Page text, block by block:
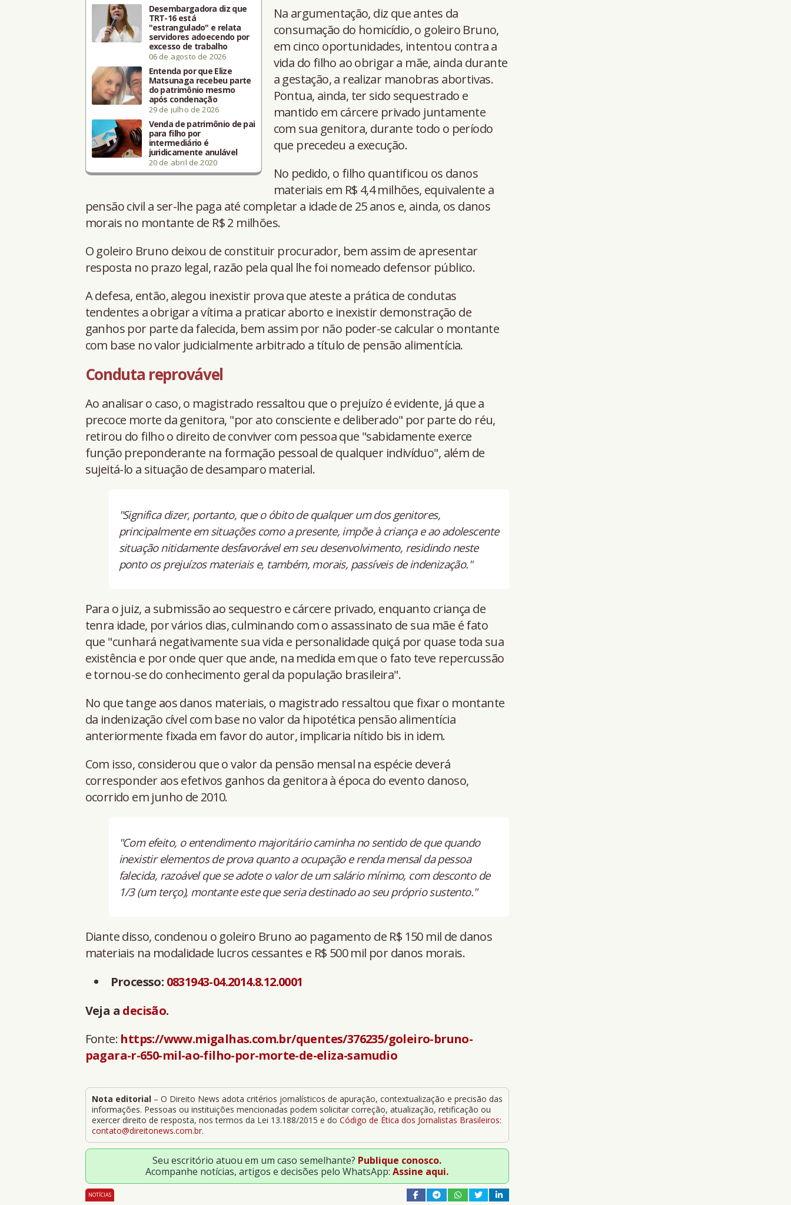
Desembargadora diz que
TRT-16 está
"estrangulado" e relata
servidores adoecendo por
excesso de trabalho
06 de agosto de 2026
Entenda por que Elize
Matsunaga recebeu parte
do patrimônio mesmo
após condenação
29 de julho de 2026
Venda de patrimônio de pai
para filho por
intermediário é
juridicamente anulável
20 de abril de 2020
Na argumentação, diz que antes da
consumação do homicídio, o goleiro Bruno,
em cinco oportunidades, intentou contra a
vida do filho ao obrigar a mãe, ainda durante
a gestação, a realizar manobras abortivas.
Pontua, ainda, ter sido sequestrado e
mantido em cárcere privado juntamente
com sua genitora, durante todo o período
que precedeu a execução.
No pedido, o filho quantificou os danos
materiais em R$ 4,4 milhões, equivalente a
pensão civil a ser-lhe paga até completar a idade de 25 anos e, ainda, os danos
morais no montante de R$ 2 milhões.
O goleiro Bruno deixou de constituir procurador, bem assim de apresentar
resposta no prazo legal, razão pela qual lhe foi nomeado defensor público.
A defesa, então, alegou inexistir prova que ateste a prática de condutas
tendentes a obrigar a vítima a praticar aborto e inexistir demonstração de
ganhos por parte da falecida, bem assim por não poder-se calcular o montante
com base no valor judicialmente arbitrado a título de pensão alimentícia.
Conduta reprovável
Ao analisar o caso, o magistrado ressaltou que o prejuízo é evidente, já que a
precoce morte da genitora, "por ato consciente e deliberado" por parte do réu,
retirou do filho o direito de conviver com pessoa que "sabidamente exerce
função preponderante na formação pessoal de qualquer indivíduo", além de
sujeitá-lo a situação de desamparo material.
"Significa dizer, portanto, que o óbito de qualquer um dos genitores,
principalmente em situações como a presente, impõe à criança e ao adolescente
situação nitidamente desfavorável em seu desenvolvimento, residindo neste
ponto os prejuízos materiais e, também, morais, passíveis de indenização."
Para o juiz, a submissão ao sequestro e cárcere privado, enquanto criança de
tenra idade, por vários dias, culminando com o assassinato de sua mãe é fato
que "cunhará negativamente sua vida e personalidade quiçá por quase toda sua
existência e por onde quer que ande, na medida em que o fato teve repercussão
e tornou-se do conhecimento geral da população brasileira".
No que tange aos danos materiais, o magistrado ressaltou que fixar o montante
da indenização cível com base no valor da hipotética pensão alimentícia
anteriormente fixada em favor do autor, implicaria nítido bis in idem.
Com isso, considerou que o valor da pensão mensal na espécie deverá
corresponder aos efetivos ganhos da genitora à época do evento danoso,
ocorrido em junho de 2010.
"Com efeito, o entendimento majoritário caminha no sentido de que quando
inexistir elementos de prova quanto a ocupação e renda mensal da pessoa
falecida, razoável que se adote o valor de um salário mínimo, com desconto de
1/3 (um terço), montante este que seria destinado ao seu próprio sustento."
Diante disso, condenou o goleiro Bruno ao pagamento de R$ 150 mil de danos
materiais na modalidade lucros cessantes e R$ 500 mil por danos morais.
Processo: 0831943-04.2014.8.12.0001
Veja a decisão.
Fonte: https://www.migalhas.com.br/quentes/376235/goleiro-bruno-
pagara-r-650-mil-ao-filho-por-morte-de-eliza-samudio
Nota editorial– O Direito News adota critérios jornalísticos de apuração, contextualização e precisão das
informações. Pessoas ou instituições mencionadas podem solicitar correção, atualização, retificação ou
exercer direito de resposta, nos termos da Lei 13.188/2015 e do Código de Ética dos Jornalistas Brasileiros:
contato@direitonews.com.br.
Seu escritório atuou em um caso semelhante? Publique conosco.
Acompanhe notícias, artigos e decisões pelo WhatsApp: Assine aqui.
NOTÍCIAS